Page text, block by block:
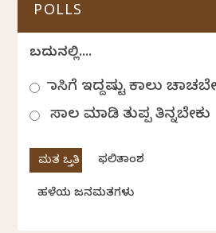
POLLS
ಬದುಕಿನಲ್ಲಿ....
ಹಾಸಿಗೆ ಇದ್ದಷ್ಟು ಕಾಲು
ಸಾಲ ಮಾಡಿ ತುಪ್ಪ ತಿನ್ನಬೇಕು
ಫಲಿತಾಂಶ
ಹಳೆಯ ಜನಮತಗಳು